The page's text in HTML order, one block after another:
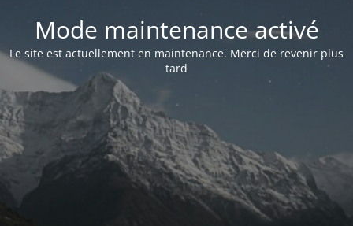
Mode maintenance activé
Le site est actuellement en maintenance. Merci de revenir plus
tard